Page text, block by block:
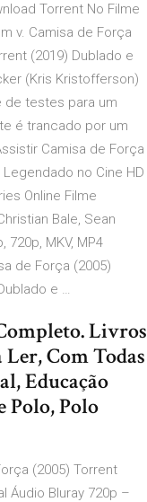
Torrent No Filme
v. Camisa de Força
(2019) Dublado e
(Kris Kristofferson)
de testes para um
é trancado por um
Camisa de Força
no Cine HD
Online Filme
Bale, Sean
720p, MKV, MP4
de Força (2005)
e …
Livros
Com Todas
Educação
Polo, Polo
(2005) Torrent
Áudio Bluray 720p –